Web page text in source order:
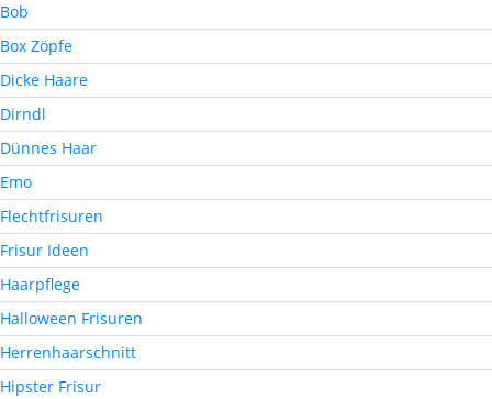
Bob
Box Zöpfe
Dicke Haare
Dirndl
Dünnes Haar
Emo
Flechtfrisuren
Frisur Ideen
Haarpflege
Halloween Frisuren
Herrenhaarschnitt
Hipster Frisur